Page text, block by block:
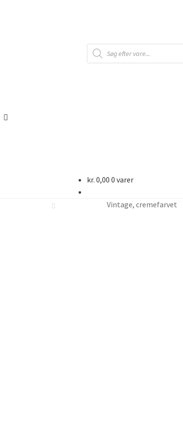
Products
search
kr. 0,00 0 varer
Vintage, cremefarvet